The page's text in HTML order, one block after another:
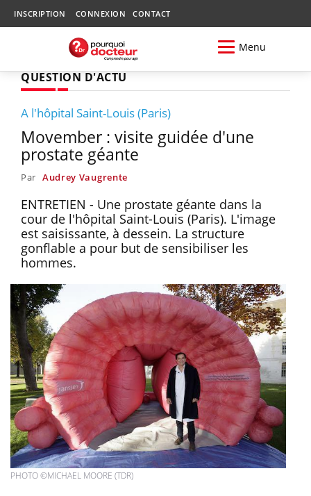
INSCRIPTION CONNEXION CONTACT
Menu
QUESTION D'ACTU
A l'hôpital Saint-Louis (Paris)
Movember : visite guidée d'une
prostate géante
Par Audrey Vaugrente
ENTRETIEN - Une prostate géante dans la
cour de l'hôpital Saint-Louis (Paris). L'image
est saisissante, à dessein. La structure
gonflable a pour but de sensibiliser les
hommes.
PHOTO ©MICHAEL MOORE (TDR)